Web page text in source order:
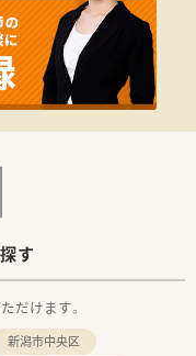
、上場企業ならではの福
仕事を両立させている方
ウがある環境で多職種連
前線で貢献したい方が輝
で、心身ともにゆとりを
きたい方に大変おすすめ
めたい方に強く推奨い
ことにこだわりたい方に
す
だけます。
新潟市中央区